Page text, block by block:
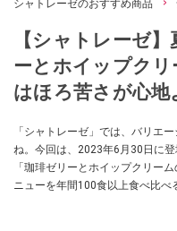
シャトレーゼのおすすめ商品
【シャトレーゼ
ーとホイップクリ
はほろ苦さが心
「シャトレーゼ」では、バリエ
ね。今回は、2023年6月30日に
「珈琲ゼリーとホイップクリー
ニューを年間100食以上食べ比べ